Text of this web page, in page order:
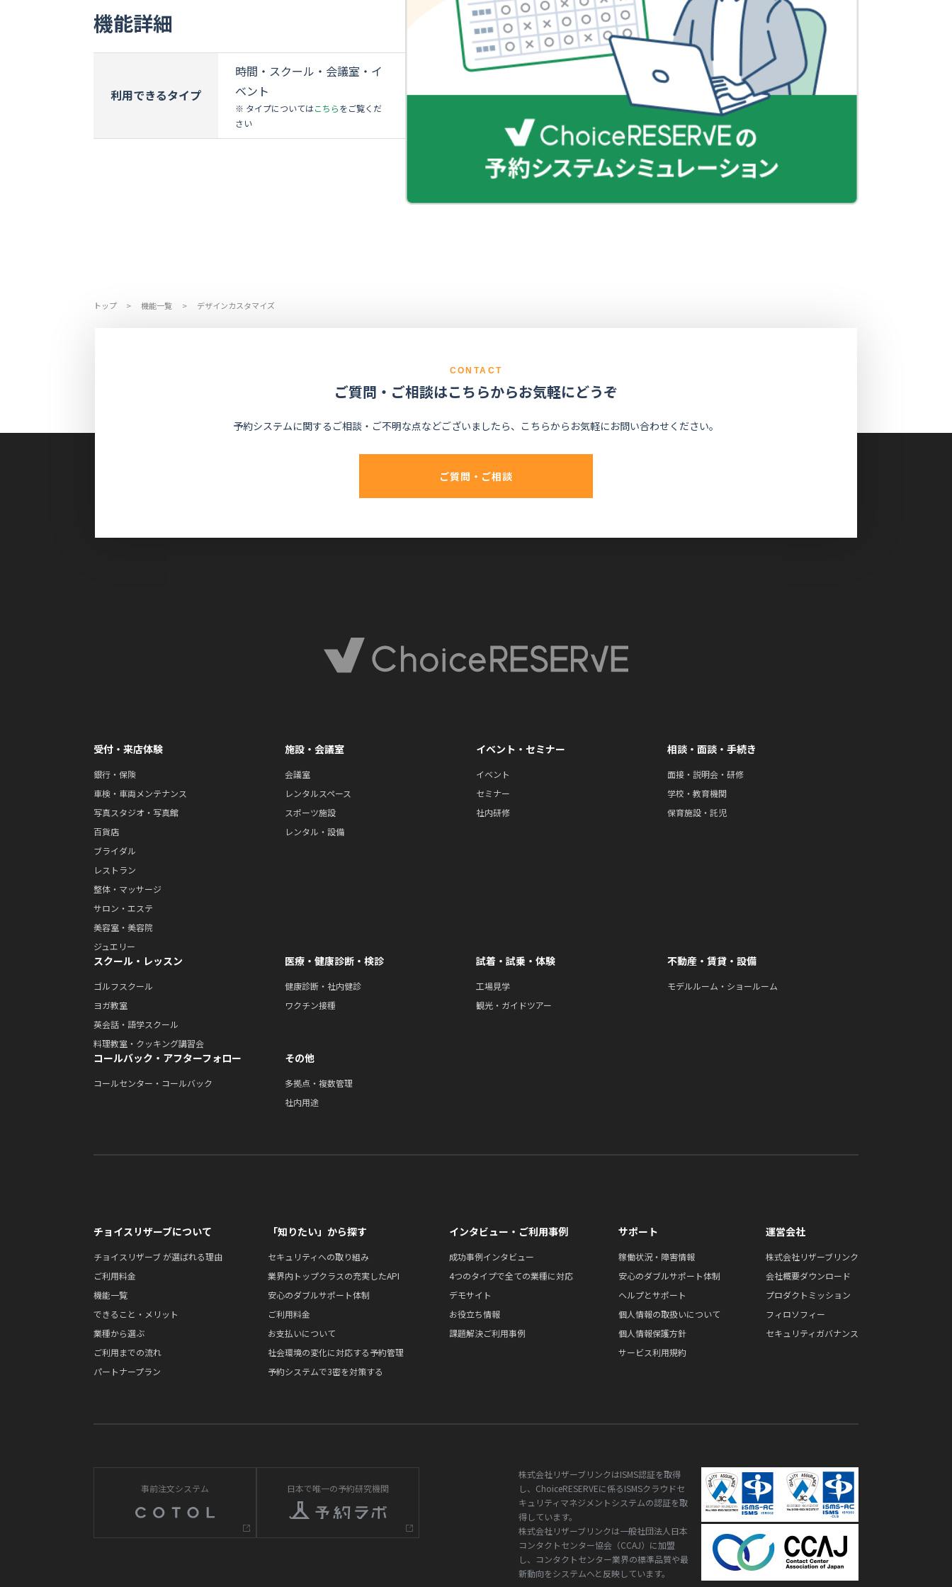
機能詳細
利用できるタイプ
時間・スクール・会議室・イ
ベント
※ タイプについてはこちらをご覧くだ
さい
トップ > 機能一覧 > デザインカスタマイズ
CONTACT
ご質問・ご相談はこちらからお気軽にどうぞ
予約システムに関するご相談・ご不明な点などございましたら、こちらからお気軽にお問い合わせください。
ご質問・ご相談
受付・来店体験
銀行・保険
車検・車両メンテナンス
写真スタジオ・写真館
百貨店
ブライダル
レストラン
整体・マッサージ
サロン・エステ
美容室・美容院
ジュエリー
施設・会議室
会議室
レンタルスペース
スポーツ施設
レンタル・設備
イベント・セミナー
イベント
セミナー
社内研修
相談・面談・手続き
面接・説明会・研修
学校・教育機関
保育施設・託児
スクール・レッスン
ゴルフスクール
ヨガ教室
英会話・語学スクール
料理教室・クッキング講習会
医療・健康診断・検診
健康診断・社内健診
ワクチン接種
試着・試乗・体験
工場見学
観光・ガイドツアー
不動産・賃貸・設備
モデルルーム・ショールーム
コールバック・アフターフォロー
コールセンター・コールバック
その他
多拠点・複数管理
社内用途
チョイスリザーブについて
チョイスリザーブ が選ばれる理由
ご利用料金
機能一覧
できること・メリット
業種から選ぶ
ご利用までの流れ
パートナープラン
「知りたい」から探す
セキュリティへの取り組み
業界内トップクラスの充実したAPI
安心のダブルサポート体制
ご利用料金
お支払いについて
社会環境の変化に対応する予約管理
予約システムで3密を対策する
インタビュー・ご利用事例
成功事例インタビュー
4つのタイプで全ての業種に対応
デモサイト
お役立ち情報
課題解決ご利用事例
サポート
稼働状況・障害情報
安心のダブルサポート体制
ヘルプとサポート
個人情報の取扱いについて
個人情報保護方針
サービス利用規約
運営会社
株式会社リザーブリンク
会社概要ダウンロード
プロダクトミッション
フィロソフィー
セキュリティガバナンス
事前注文システム 日本で唯一の予約研究機関
株式会社リザーブリンクはISMS認証を取得
し、ChoiceRESERVEに係るISMSクラウドセ
キュリティマネジメントシステムの認証を取
得しています。
株式会社リザーブリンクは一般社団法人日本
コンタクトセンター協会（CCAJ）に加盟
し、コンタクトセンター業界の標準品質や最
新動向をシステムへと反映しています。